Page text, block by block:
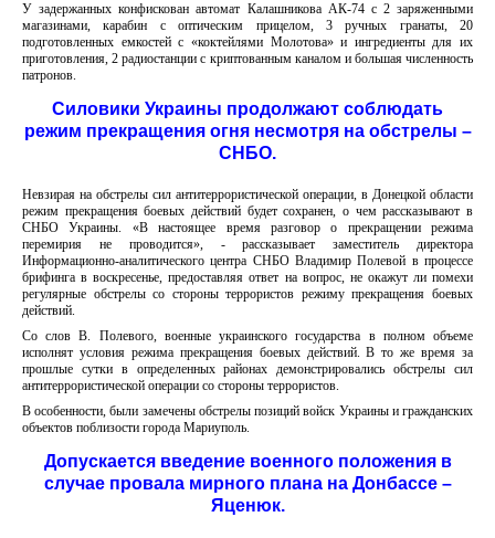
У задержанных конфискован автомат Калашникова АК-74 с 2 заряженными
магазинами, карабин с оптическим прицелом, 3 ручных гранаты, 20
подготовленных емкостей с «коктейлями Молотова» и ингредиенты для их
приготовления, 2 радиостанции с криптованным каналом и большая численность
патронов.
Силовики Украины продолжают соблюдать
режим прекращения огня несмотря на обстрелы –
СНБО.
Невзирая на обстрелы сил антитеррористической операции, в Донецкой области
режим прекращения боевых действий будет сохранен, о чем рассказывают в
СНБО Украины. «В настоящее время разговор о прекращении режима
перемирия не проводится», - рассказывает заместитель директора
Информационно-аналитического центра СНБО Владимир Полевой в процессе
брифинга в воскресенье, предоставляя ответ на вопрос, не окажут ли помехи
регулярные обстрелы со стороны террористов режиму прекращения боевых
действий.
Со слов В. Полевого, военные украинского государства в полном объеме
исполнят условия режима прекращения боевых действий. В то же время за
прошлые сутки в определенных районах демонстрировались обстрелы сил
антитеррористической операции со стороны террористов.
В особенности, были замечены обстрелы позиций войск Украины и гражданских
объектов поблизости города Мариуполь.
Допускается введение военного положения в
случае провала мирного плана на Донбассе –
Яценюк.